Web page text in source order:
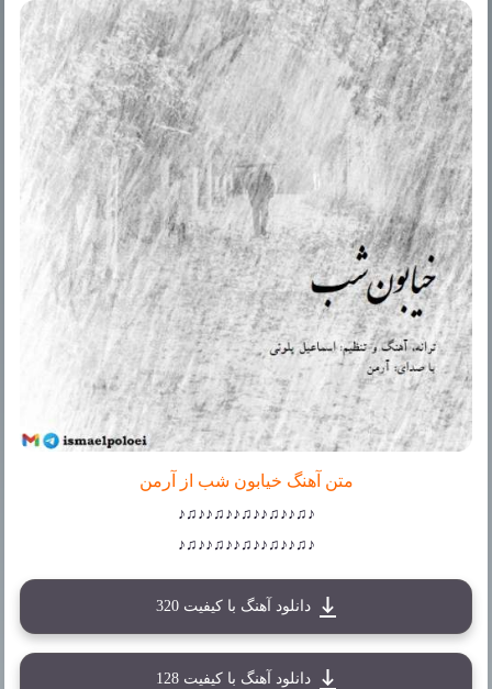
متن آهنگ خیابون شب از آرمن
♪♫♪♪♫♪♪♫♪♪♫♪♪♫♪
♪♫♪♪♫♪♪♫♪♪♫♪♪♫♪
دانلود آهنگ با کیفیت 320
دانلود آهنگ با کیفیت 128